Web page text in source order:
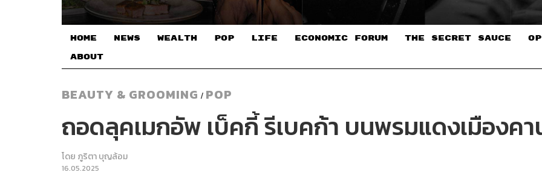
HOME NEWS WEALTH POP LIFE ECONOMIC FORUM THE SECRET SAUCE​
ABOUT
BEAUTY & GROOMING / POP
ถอดลุคเมกอัพ เบ็คกี้ รีเบคก้า บนพรมแดงเมืองค
โดย ภูริตา บุญล้อม
16.05.2025